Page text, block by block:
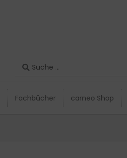
Search
Fachbücher carneo Shop
Search
Fachbücher carneo Shop